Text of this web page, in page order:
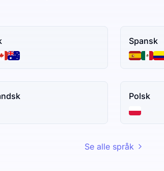
Spansk
Polsk
Se alle språk